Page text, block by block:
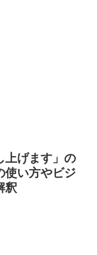
上げます」の
使い方やビジ
釈